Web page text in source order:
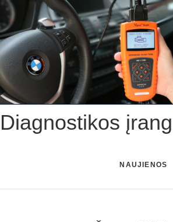
Skip
to
content
Diagnostikos
NAUJIENOS